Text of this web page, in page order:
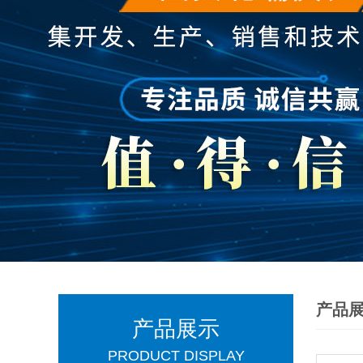
产品展示
PRODUCT DISPLAY
产品